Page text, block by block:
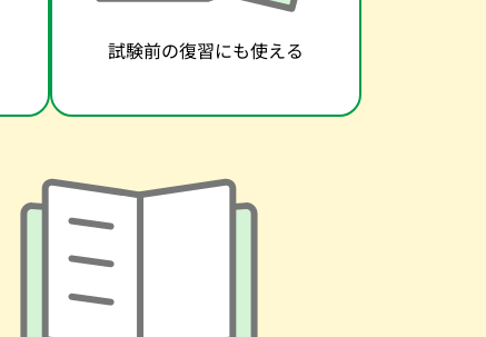
試験前の復習にも使える